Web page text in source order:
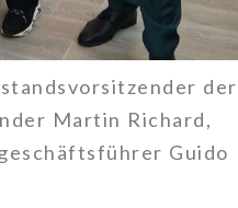
der
Martin Richard,
Guido